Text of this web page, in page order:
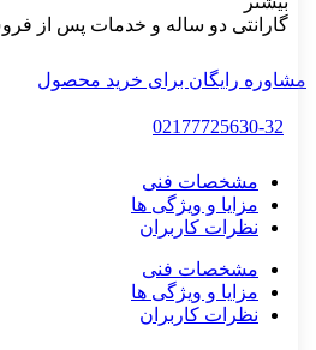
دو ساله و خدمات پس از فروش ۱۵ ساله
رایگان برای خرید محصول
02177725630-
مشخصات فنی
مزایا و ویژگی ها
نظرات کاربران
مشخصات فنی
مزایا و ویژگی ها
نظرات کاربران